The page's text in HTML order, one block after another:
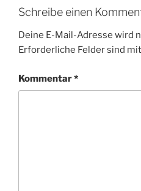
Schreibe einen
Deine E-Mail-Adresse wird
Erforderliche Felder sind mit
Kommentar*